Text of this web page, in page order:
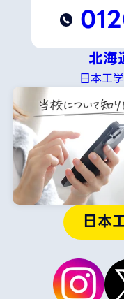
北海
日本工
日本